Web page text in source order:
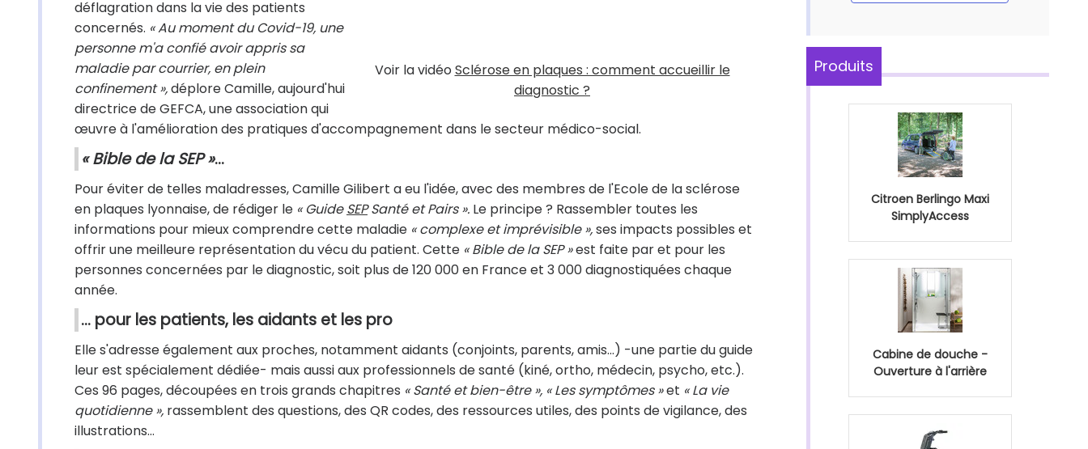
Voir la vidéo Sclérose en plaques : comment accueillir le
diagnostic ?
déflagration dans la vie des patients
concernés. « Au moment du Covid-19, une
personne m'a confié avoir appris sa
maladie par courrier, en plein
confinement »,déplore Camille, aujourd'hui
directrice de GEFCA, une association qui
œuvre à l'amélioration des pratiques d'accompagnement dans le secteur médico-social.
« Bible de la SEP »...
Pour éviter de telles maladresses, Camille Gilibert a eu l'idée, avec des membres de l'Ecole de la sclérose
en plaques lyonnaise, de rédiger le « GuideSEPSanté et Pairs ». Le principe ? Rassembler toutes les
informations pour mieux comprendre cette maladie « complexe et imprévisible »,ses impacts possibles et
offrir une meilleure représentation du vécu du patient. Cette « Bible de la SEP »est faite par et pour les
personnes concernées par le diagnostic, soit plus de 120 000 en France et 3 000 diagnostiquées chaque
année.
... pour les patients, les aidants et les pro
Elle s'adresse également aux proches, notamment aidants (conjoints, parents, amis…) -une partie du guide
leur est spécialement dédiée- mais aussi aux professionnels de santé (kiné, ortho, médecin, psycho, etc.).
Ces 96 pages, découpées en trois grands chapitres « Santé et bien-être », « Les symptômes »et « La vie
quotidienne », rassemblent des questions, des QR codes, des ressources utiles, des points de vigilance, des
illustrations…
Produits
Citroen Berlingo Maxi
SimplyAccess
Cabine de douche -
Ouverture à l'arrière